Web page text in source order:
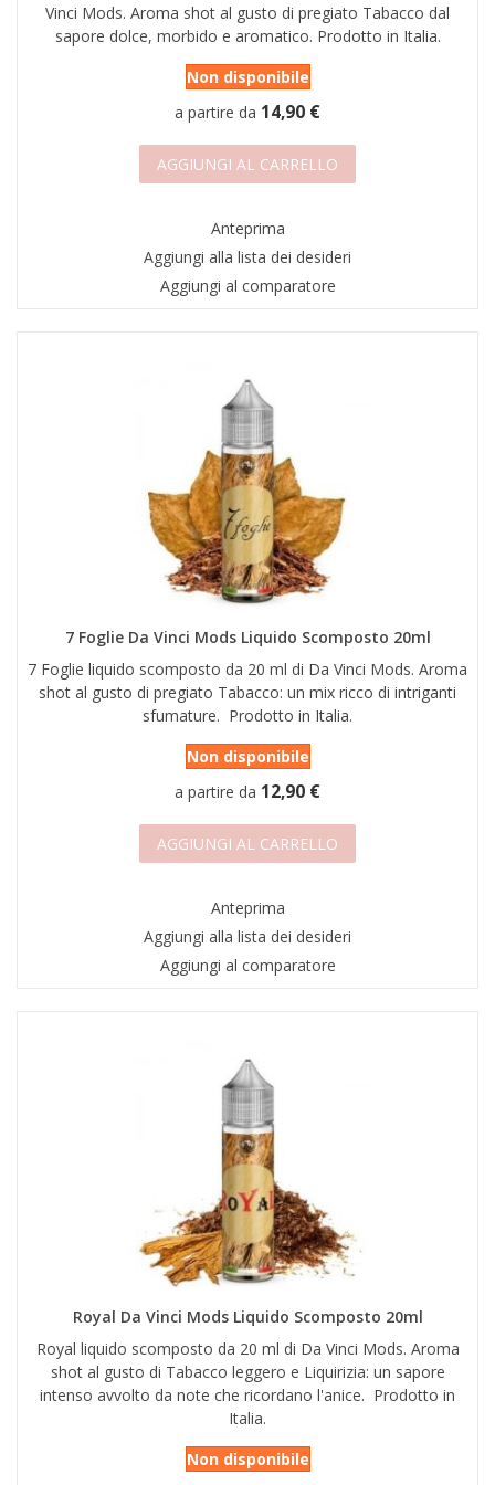
Vinci Mods. Aroma shot al gusto di pregiato Tabacco dal
sapore dolce, morbido e aromatico. Prodotto in Italia.
Non disponibile
a partire da 14,90 €
AGGIUNGI AL CARRELLO
Anteprima
Aggiungi alla lista dei desideri
Aggiungi al comparatore
7 Foglie Da Vinci Mods Liquido Scomposto 20ml
7 Foglie liquido scomposto da 20 ml di Da Vinci Mods. Aroma
shot al gusto di pregiato Tabacco: un mix ricco di intriganti
sfumature. Prodotto in Italia.
Non disponibile
a partire da 12,90 €
AGGIUNGI AL CARRELLO
Anteprima
Aggiungi alla lista dei desideri
Aggiungi al comparatore
Royal Da Vinci Mods Liquido Scomposto 20ml
Royal liquido scomposto da 20 ml di Da Vinci Mods. Aroma
shot al gusto di Tabacco leggero e Liquirizia: un sapore
intenso avvolto da note che ricordano l'anice. Prodotto in
Italia.
Non disponibile